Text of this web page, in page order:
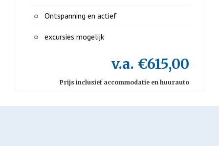
Ontspanning en actief
excursies mogelijk
v.a. €615,00
Prijs inclusief accommodatie en huurauto